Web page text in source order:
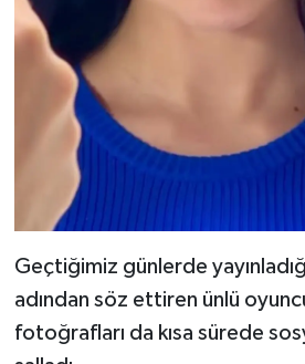
Geçtiğimiz günlerde
adından söz ettiren ünlü
fotoğrafları da kısa sürede